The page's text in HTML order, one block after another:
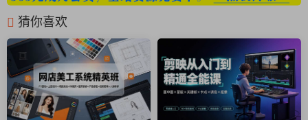
24.剪辑基础-11比例.mov
25.剪辑基础-12变速.mov
26.剪辑基础-13特效.mov
27.剪辑基础-14转场.mov
28.剪辑基础-15混合模式.mov
29.剪辑基础-16不透明度双重曝光复古氛围感.mov
30.剪辑基础-17怎么保证视频高清.mov
猜你喜欢